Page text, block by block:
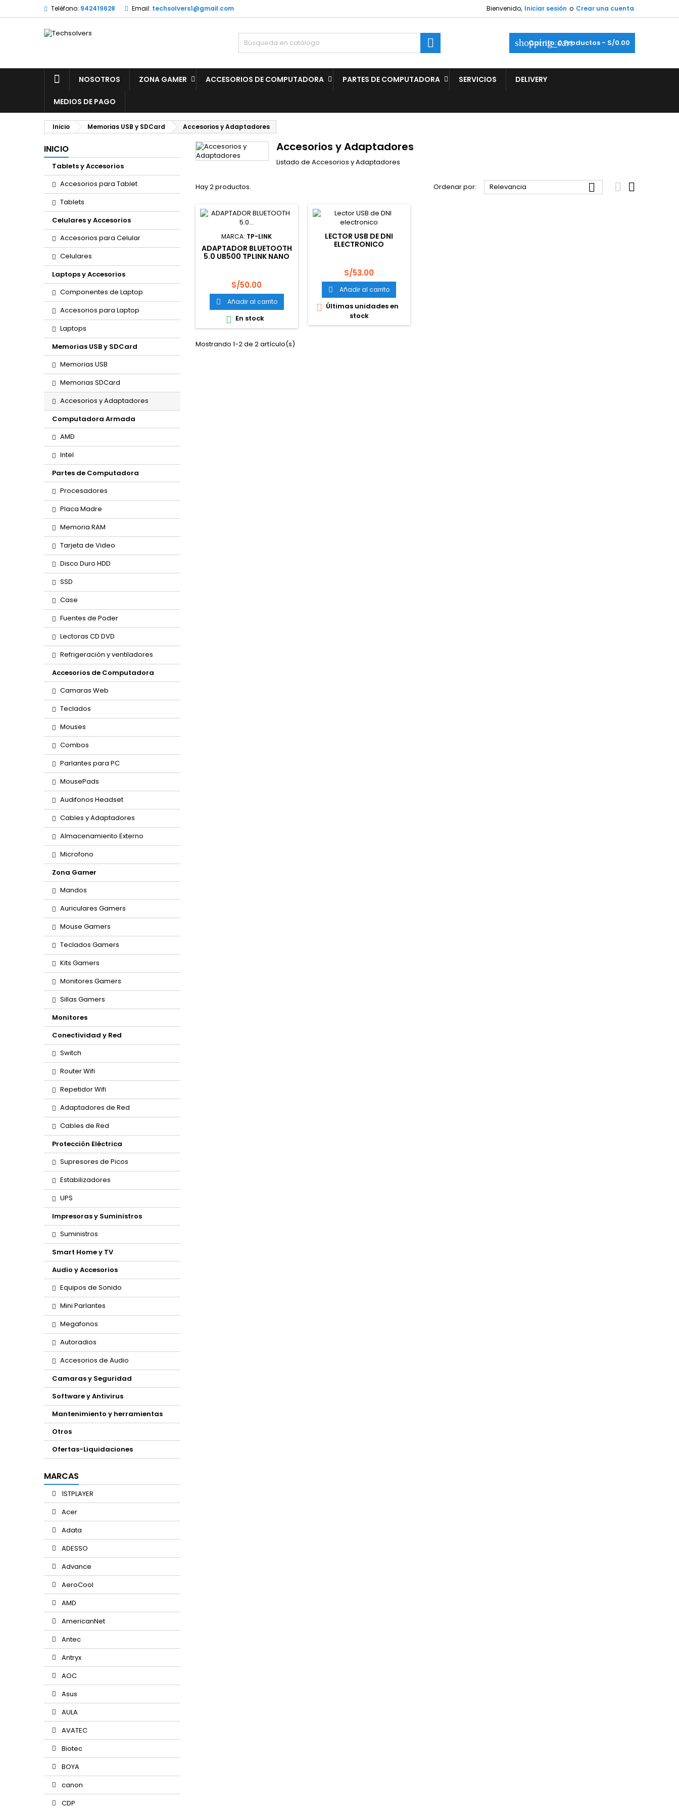
Teléfono: 942419628 Email: techsolvers1@gmail.com Bienvenido, Iniciar sesión o Crear una cuenta
shopping_cart
Carrito:0Productos - S/0.00

NOSOTROS ZONA GAMER ACCESORIOS DE COMPUTADORA PARTES DE COMPUTADORA SERVICIOS DELIVERY
MEDIOS DE PAGO
Inicio Memorias USB y SDCard Accesorios y Adaptadores
INICIO
Tablets y Accesorios
Accesorios para Tablet
Tablets
Celulares y Accesorios
Accesorios para Celular
Celulares
Laptops y Accesorios
Componentes de Laptop
Accesorios para Laptop
Laptops
Memorias USB y SDCard
Memorias USB
Memorias SDCard
Accesorios y Adaptadores
Computadora Armada
AMD
Intel
Partes de Computadora
Procesadores
Placa Madre
Memoria RAM
Tarjeta de Video
Disco Duro HDD
SSD
Case
Fuentes de Poder
Lectoras CD DVD
Refrigeración y ventiladores
Accesorios de Computadora
Camaras Web
Teclados
Mouses
Combos
Parlantes para PC
MousePads
Audifonos Headset
Cables y Adaptadores
Almacenamiento Externo
Microfono
Zona Gamer
Mandos
Auriculares Gamers
Mouse Gamers
Teclados Gamers
Kits Gamers
Monitores Gamers
Sillas Gamers
Monitores
Conectividad y Red
Switch
Router Wifi
Repetidor Wifi
Adaptadores de Red
Cables de Red
Protección Eléctrica
Supresores de Picos
Estabilizadores
UPS
Impresoras y Suministros
Suministros
Smart Home y TV
Audio y Accesorios
Equipos de Sonido
Mini Parlantes
Megafonos
Autoradios
Accesorios de Audio
Camaras y Seguridad
Software y Antivirus
Mantenimiento y herramientas
Otros
Ofertas-Liquidaciones
MARCAS
1STPLAYER
Acer
Adata
ADESSO
Advance
AeroCool
AMD
AmericanNet
Antec
Antryx
AOC
Asus
AULA
AVATEC
Biotec
BOYA
canon
CDP
Accesorios y Adaptadores
Listado de Accesorios y Adaptadores
Hay 2 productos. Ordenar por: Relevancia   
MARCA: TP-LINK
ADAPTADOR BLUETOOTH
5.0 UB500 TPLINK NANO
Precio
S/50.00
 Añadir al carrito
 En stock
LECTOR USB DE DNI
ELECTRONICO
Precio
S/53.00
 Añadir al carrito
 Últimas unidades en
stock
Mostrando 1-2 de 2 artículo(s)